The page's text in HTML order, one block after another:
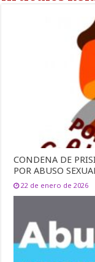
CONDENA DE
POR ABUSO
22 de enero de 2026